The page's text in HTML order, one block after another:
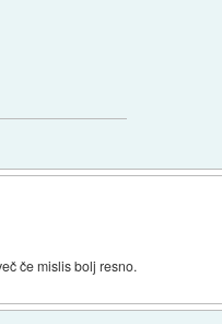
če mislis bolj resno.